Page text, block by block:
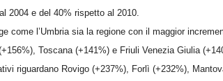
2004 e del 40% rispetto al 2010.
come l’Umbria sia la regione con il maggior
Toscana (+141%) e Friuli Venezia Giulia
riguardano Rovigo (+237%), Forlì (+232%),